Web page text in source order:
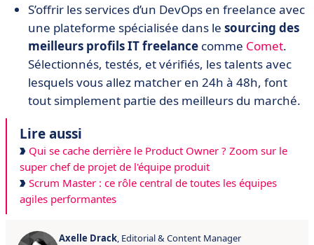
S’offrir les services d’un DevOps en freelance avec
une plateforme spécialisée dans le sourcing des
meilleurs profils IT freelance comme Comet.
Sélectionnés, testés, et vérifiés, les talents avec
lesquels vous allez matcher en 24h à 48h, font
tout simplement partie des meilleurs du marché.
Lire aussi
Qui se cache derrière le Product Owner ? Zoom sur le
super chef de projet de l'équipe produit
Scrum Master : ce rôle central de toutes les équipes
agiles performantes
Axelle Drack , Editorial & Content Manager